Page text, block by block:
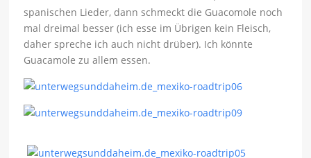
spanischen Lieder, dann schmeckt die Guacomole noch
mal dreimal besser (ich esse im Übrigen kein Fleisch,
daher spreche ich auch nicht drüber). Ich könnte
Guacamole zu allem essen.